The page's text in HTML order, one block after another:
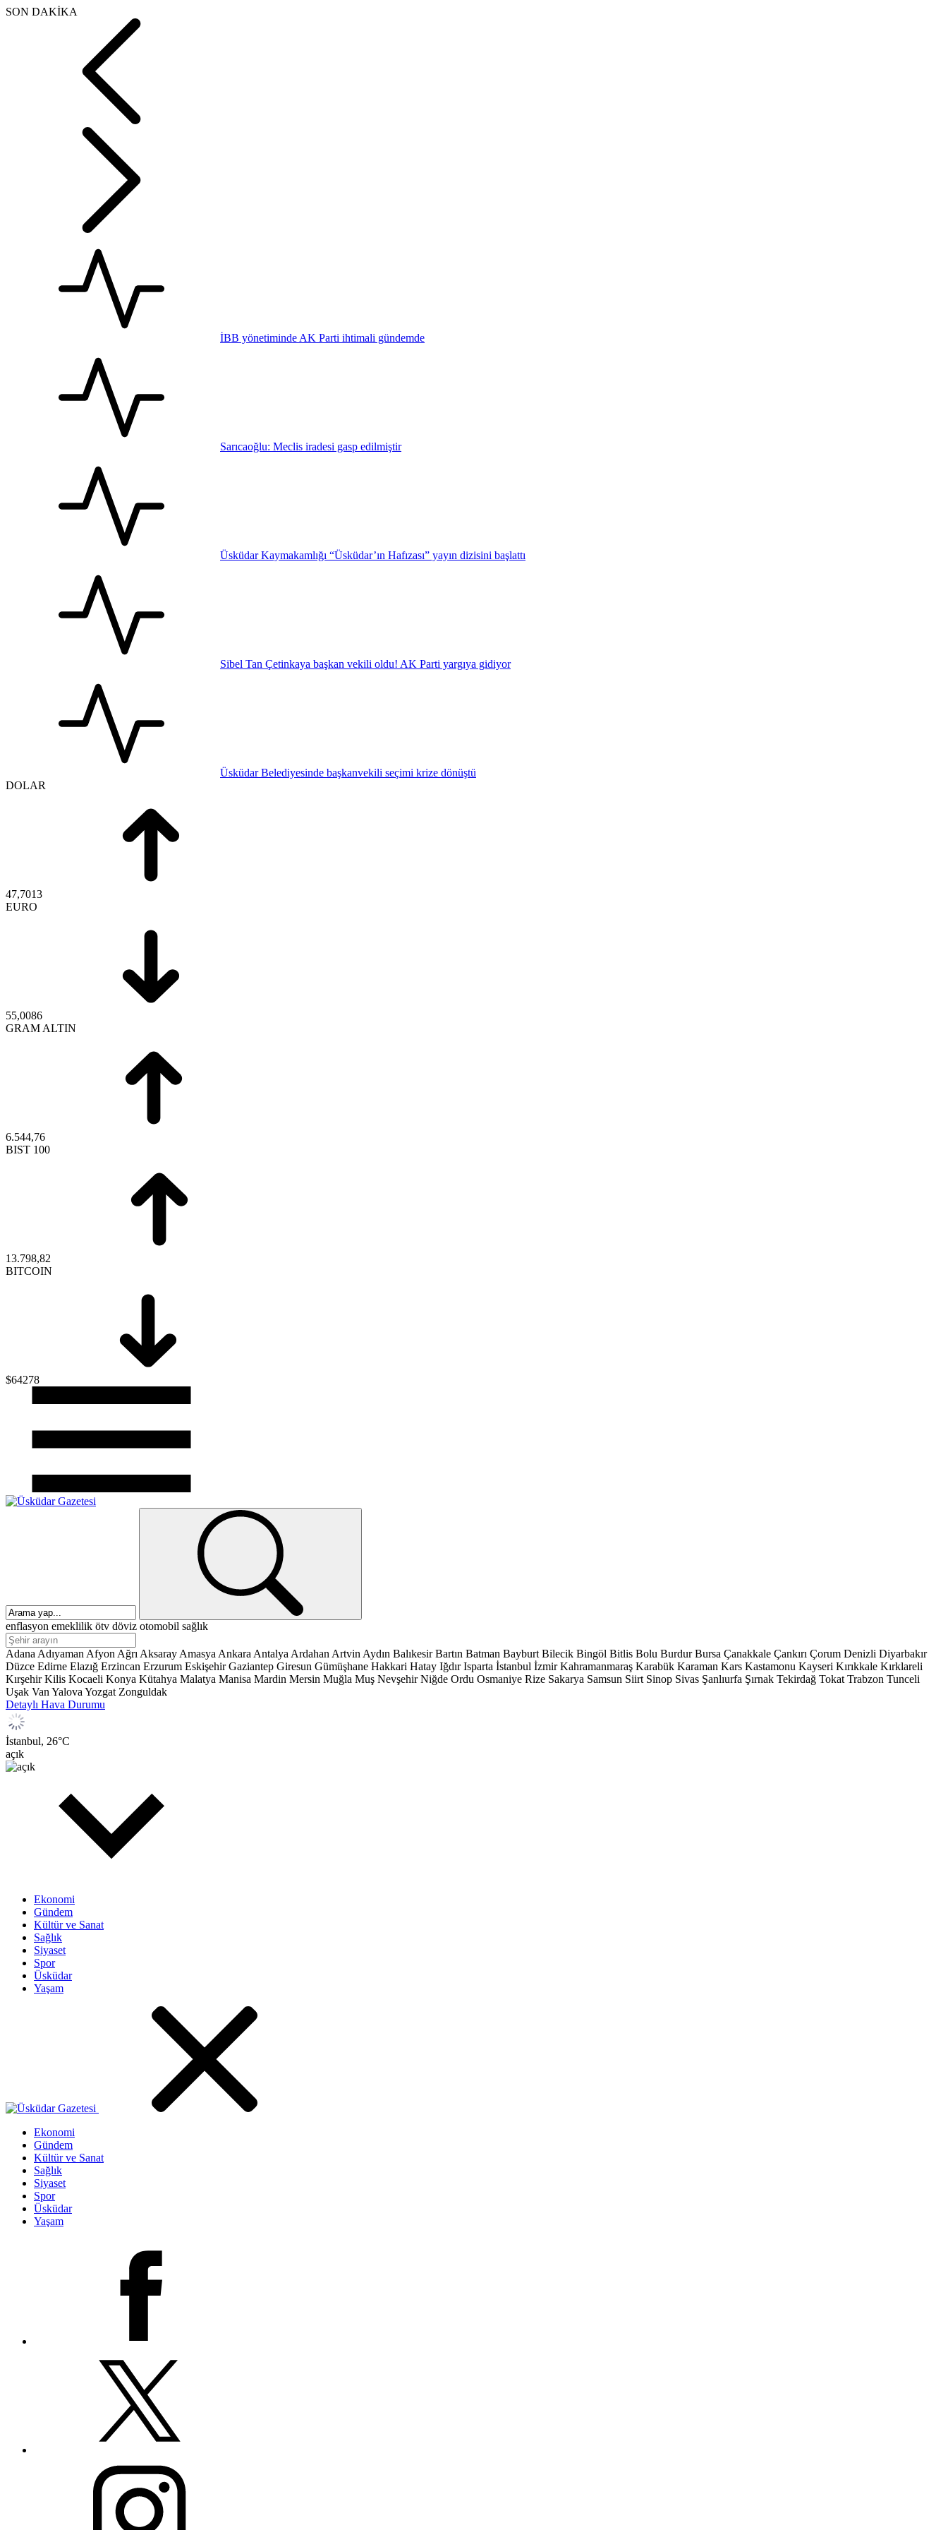
SON DAKİKA
İBB yönetiminde AK Parti ihtimali gündemde
Sarıcaoğlu: Meclis iradesi gasp edilmiştir
Üsküdar Kaymakamlığı “Üsküdar’ın Hafızası” yayın dizisini başlattı
Sibel Tan Çetinkaya başkan vekili oldu! AK Parti yargıya gidiyor
Üsküdar Belediyesinde başkanvekili seçimi krize dönüştü
DOLAR
47,7013
EURO
55,0086
GRAM ALTIN
6.544,76
BIST 100
13.798,82
BITCOIN
$64278
enflasyon emeklilik ötv döviz otomobil sağlık
Adana Adıyaman Afyon Ağrı Aksaray Amasya Ankara Antalya Ardahan Artvin Aydın Balıkesir Bartın Batman Bayburt Bilecik Bingöl Bitlis Bolu Burdur Bursa Çanakkale Çankırı Çorum Denizli Diyarbakır
Düzce Edirne Elazığ Erzincan Erzurum Eskişehir Gaziantep Giresun Gümüşhane Hakkari Hatay Iğdır Isparta İstanbul İzmir Kahramanmaraş Karabük Karaman Kars Kastamonu Kayseri Kırıkkale Kırklareli
Kırşehir Kilis Kocaeli Konya Kütahya Malatya Manisa Mardin Mersin Muğla Muş Nevşehir Niğde Ordu Osmaniye Rize Sakarya Samsun Siirt Sinop Sivas Şanlıurfa Şırnak Tekirdağ Tokat Trabzon Tunceli
Uşak Van Yalova Yozgat Zonguldak
Detaylı Hava Durumu
İstanbul, 26°C
açık
Ekonomi
Gündem
Kültür ve Sanat
Sağlık
Siyaset
Spor
Üsküdar
Yaşam
Ekonomi
Gündem
Kültür ve Sanat
Sağlık
Siyaset
Spor
Üsküdar
Yaşam